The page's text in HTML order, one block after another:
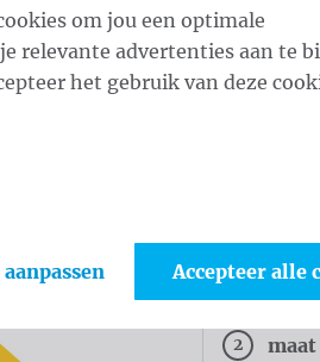
1
katoen
2 maat
om jou een optimale
relevante advertenties aan te
het gebruik van deze
Accepteer alle